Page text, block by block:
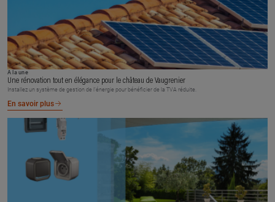
À la une
Une rénovation tout en élégance pour le château de Vaugrenier
Installez un système de gestion de l’énergie pour bénéficier de la TVA réduite.
En savoir plus